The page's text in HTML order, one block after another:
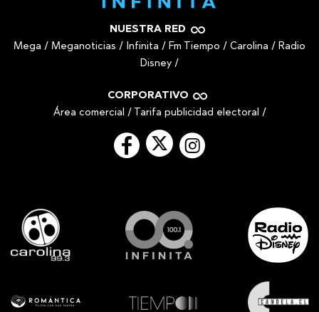
NUESTRA RED
Mega / Meganoticias / Infinita / Fm Tiempo / Carolina / Radio
Disney /
CORPORATIVO
Área comercial / Tarifa publicidad electoral /